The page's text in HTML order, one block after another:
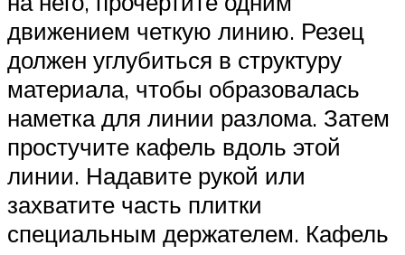
движением четкую линию. Резец
должен углубиться в структуру
материала, чтобы образовалась
наметка для линии разлома. Затем
простучите кафель вдоль этой
линии. Надавите рукой или
захватите часть плитки
специальным держателем. Кафель